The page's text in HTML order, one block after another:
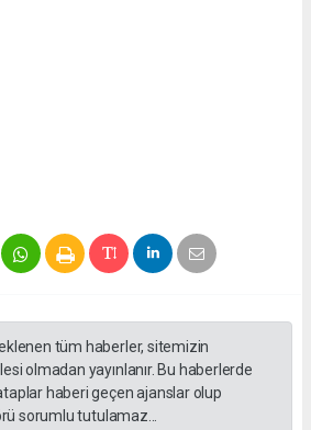
tüm haberler, sitemizin
olmadan yayınlanır. Bu haberlerde
haberi geçen ajanslar olup
sorumlu tutulamaz...